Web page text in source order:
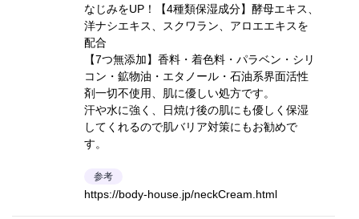
なじみをUP！【4種類保湿成分】酵母エキス、
洋ナシエキス、スクワラン、アロエエキスを
配合
【7つ無添加】香料・着色料・パラベン・シリ
コン・鉱物油・エタノール・石油系界面活性
剤一切不使用、肌に優しい処方です。
汗や水に強く、日焼け後の肌にも優しく保湿
してくれるので肌バリア対策にもお勧めで
す。
参考
https://body-house.jp/neckCream.html